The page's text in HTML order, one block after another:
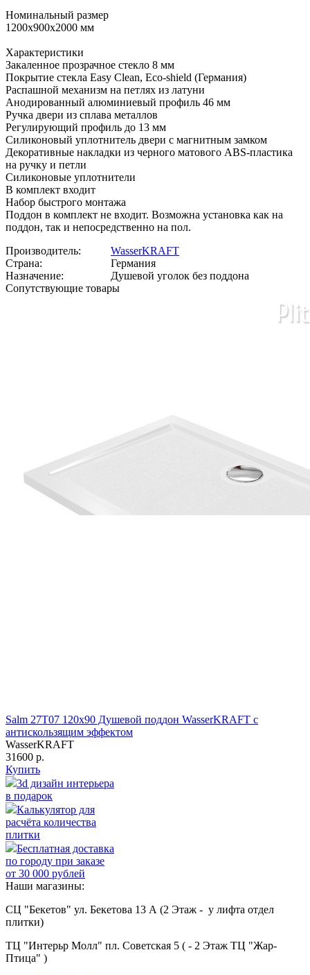
Номинальный размер
1200x900x2000 мм
Характеристики
Закаленное прозрачное стекло 8 мм
Покрытие стекла Easy Clean, Eco-shield (Германия)
Распашной механизм на петлях из латуни
Анодированный алюминиевый профиль 46 мм
Ручка двери из сплава металлов
Регулирующий профиль до 13 мм
Силиконовый уплотнитель двери с магнитным замком
Декоративные накладки из черного матового ABS-пластика
на ручку и петли
Силиконовые уплотнители
В комплект входит
Набор быстрого монтажа
Поддон в комплект не входит. Возможна установка как на
поддон, так и непосредственно на пол.
Производитель:
WasserKRAFT
Страна:
Германия
Назначение:
Душевой уголок без поддона
Сопутствующие товары
Salm 27T07 120х90 Душевой поддон WasserKRAFT с
антискользящим эффектом
WasserKRAFT
31600 р.
Купить
3d дизайн интерьера
в подарок
Калькулятор для
расчёта количества
плитки
Бесплатная доставка
по городу при заказе
от 30 000 рублей
Наши магазины:
СЦ "Бекетов" ул. Бекетова 13 А (2 Этаж - у лифта отдел
плитки)
ТЦ "Интерьр Молл" пл. Советская 5 ( - 2 Этаж ТЦ "Жар-
Птица" )